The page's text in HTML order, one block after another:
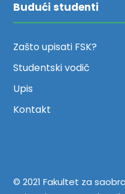
Budući studenti
Zašto upisati FSK?
Studentski vodič
Upis
Kontakt
© 2021 Fakultet za